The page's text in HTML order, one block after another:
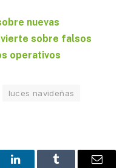
nuevas
sobre falsos
operativos
luces navideñas